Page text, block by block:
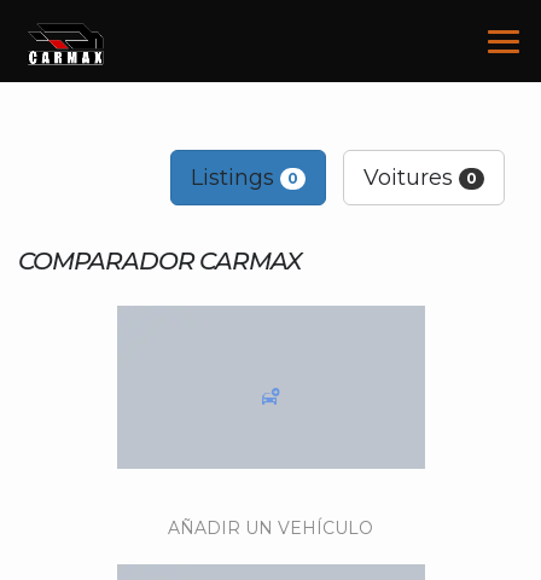
Listings 0 Voitures 0
COMPARADOR CARMAX
AÑADIR UN VEHÍCULO